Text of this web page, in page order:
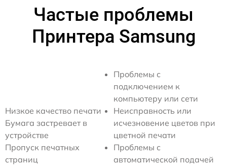
Частые проблемы
Принтера Samsung
Низкое качество печати
Бумага застревает в
устройстве
Пропуск печатных
страниц
Проблемы с
подключением к
компьютеру или сети
Неисправность или
исчезновение цветов при
цветной печати
Проблемы с
автоматической подачей